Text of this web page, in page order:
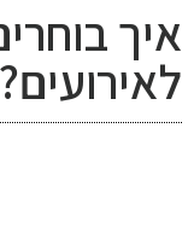
איך
לאירועים?